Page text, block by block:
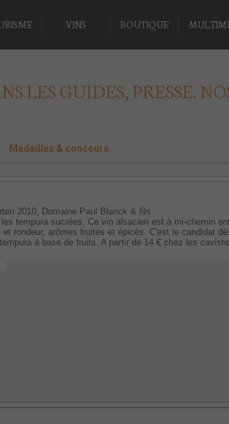
VINS BOUTIQUE
LES GUIDES, PRESSE.
Médailles & concours
2010, Domaine Paul Blanck & fils.
tempura sucrées. Ce vin alsacien est à mi-chemin
et rondeur, arômes fruités et épicés. C'est le candidat
à base de fruits. A partir de 14 € chez les